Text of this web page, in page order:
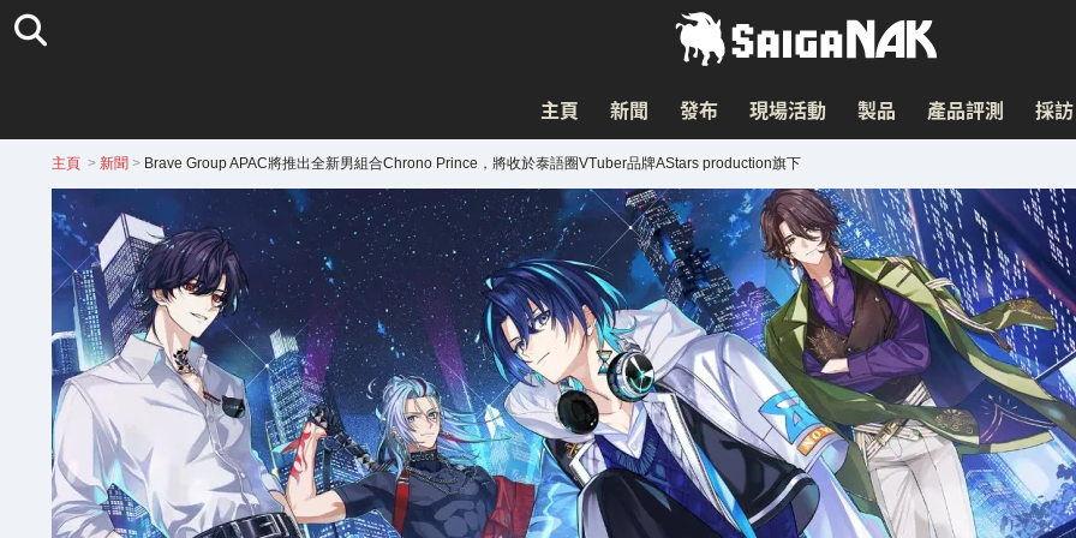
主頁 新聞 發布 現場活動 製品 產品評測 採訪
主頁 > 新聞 > Brave Group APAC將推出全新男組合Chrono Prince，將收於泰語圈VTuber品牌AStars production旗下